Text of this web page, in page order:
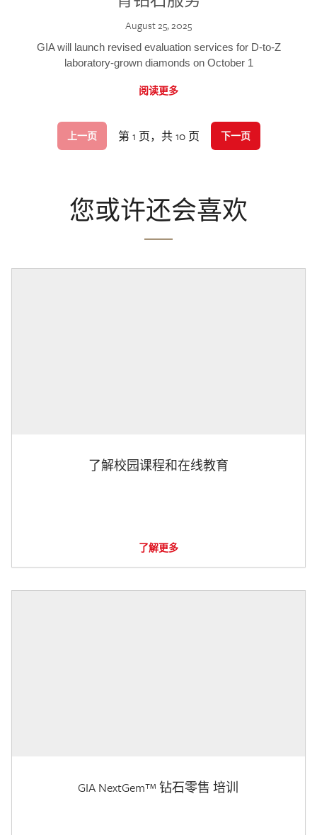
August 25, 2025
GIA will launch revised evaluation services for D-to-Z
laboratory-grown diamonds on October 1
阅读更多
上一页 第 1 页，共 10 页 下一页
您或许还会喜欢
了解校园课程和在线教育
了解更多
GIA NextGem™ 钻石零售 培训